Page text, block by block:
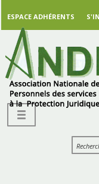
ESPACE ADHÉRENTS